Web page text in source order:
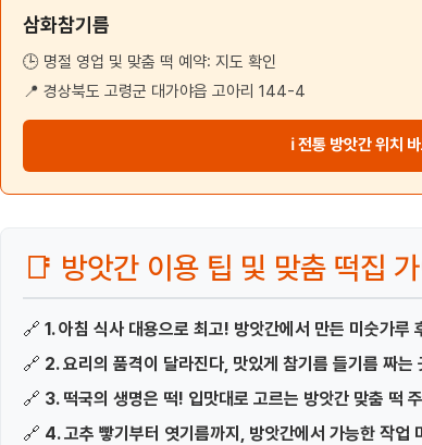
삼화참기름
🕒 명절 영업 및 맞춤 떡 예약: 지도 확인
📍 경상북도 고령군 대가야읍 고아리 144-4
ℹ 전통 방앗간 위치
📑 방앗간 이용 팁 및 맞춤 떡집
🔗 1. 아침 식사 대용으로 최고! 방앗간에서 만든 미숫가루
🔗 2. 요리의 품격이 달라진다, 맛있게 참기름 들기름 짜는
🔗 3. 떡국의 생명은 떡! 입맛대로 고르는 방앗간 맞춤 떡
🔗 4. 고추 빻기부터 엿기름까지, 방앗간에서 가능한 작업